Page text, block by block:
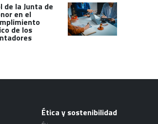
de la Junta de
en el
de los
Ética y sostenibilidad